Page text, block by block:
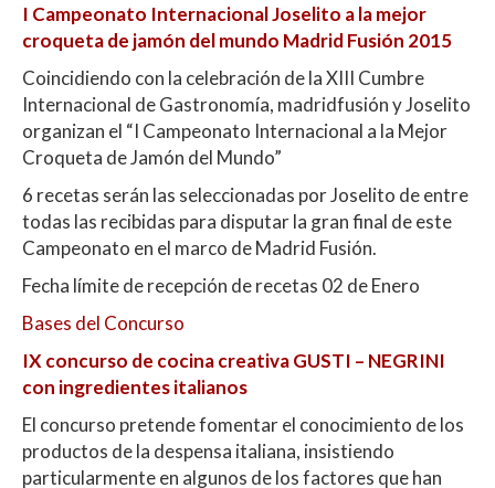
I Campeonato Internacional Joselito a la mejor
croqueta de jamón del mundo Madrid Fusión 2015
Coincidiendo con la celebración de la XIII Cumbre
Internacional de Gastronomía, madridfusión y Joselito
organizan el “I Campeonato Internacional a la Mejor
Croqueta de Jamón del Mundo”
6 recetas serán las seleccionadas por Joselito de entre
todas las recibidas para disputar la gran final de este
Campeonato en el marco de Madrid Fusión.
Fecha límite de recepción de recetas 02 de Enero
Bases del Concurso
IX concurso de cocina creativa GUSTI – NEGRINI
con ingredientes italianos
El concurso pretende fomentar el conocimiento de los
productos de la despensa italiana, insistiendo
particularmente en algunos de los factores que han